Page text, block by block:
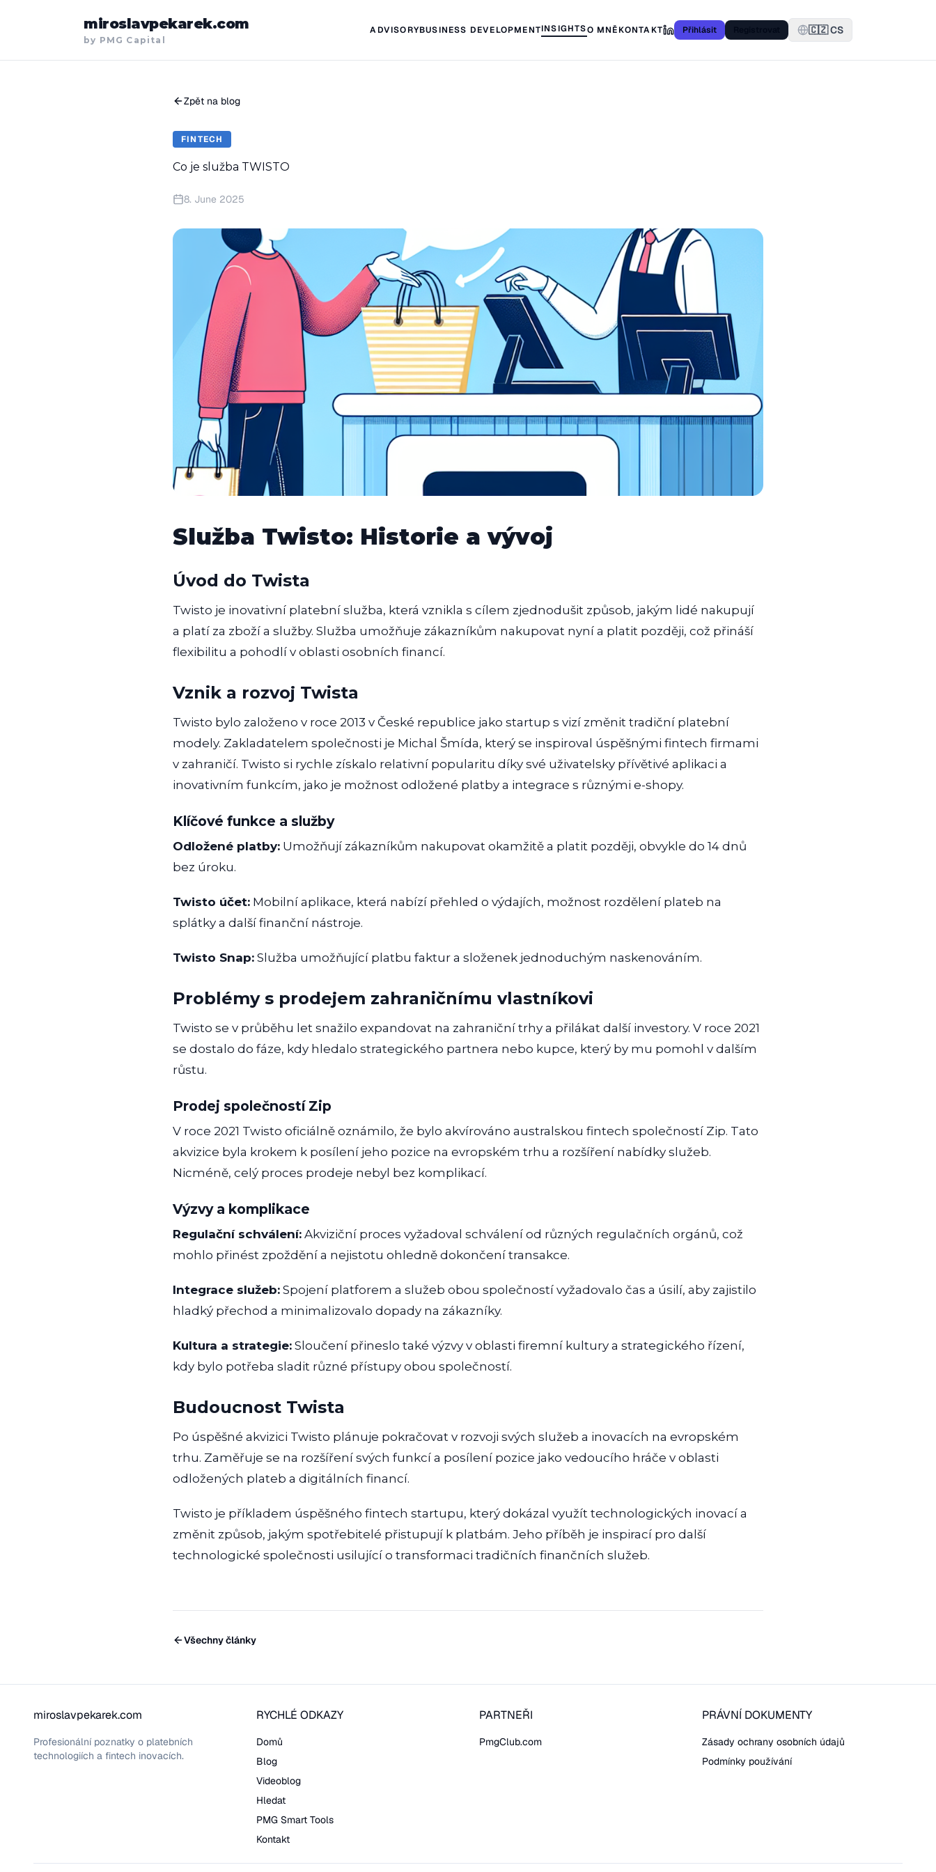
miroslavpekarek.com
by PMG Capital
ADVISORYBUSINESS DEVELOPMENTINSIGHTSO MNĚKONTAKT Přihlásit 🇨🇿 CS
Zpět na blog
FINTECH
Co je služba TWISTO
8. June 2025
Služba Twisto: Historie a vývoj
Úvod do Twista
Twisto je inovativní platební služba, která vznikla s cílem zjednodušit způsob, jakým lidé nakupují
a platí za zboží a služby. Služba umožňuje zákazníkům nakupovat nyní a platit později, což přináší
flexibilitu a pohodlí v oblasti osobních financí.
Vznik a rozvoj Twista
Twisto bylo založeno v roce 2013 v České republice jako startup s vizí změnit tradiční platební
modely. Zakladatelem společnosti je Michal Šmída, který se inspiroval úspěšnými fintech firmami
v zahraničí. Twisto si rychle získalo relativní popularitu díky své uživatelsky přívětivé aplikaci a
inovativním funkcím, jako je možnost odložené platby a integrace s různými e-shopy.
Klíčové funkce a služby
Odložené platby: Umožňují zákazníkům nakupovat okamžitě a platit později, obvykle do 14 dnů
bez úroku.
Twisto účet: Mobilní aplikace, která nabízí přehled o výdajích, možnost rozdělení plateb na
splátky a další finanční nástroje.
Twisto Snap: Služba umožňující platbu faktur a složenek jednoduchým naskenováním.
Problémy s prodejem zahraničnímu vlastníkovi
Twisto se v průběhu let snažilo expandovat na zahraniční trhy a přilákat další investory. V roce 2021
se dostalo do fáze, kdy hledalo strategického partnera nebo kupce, který by mu pomohl v dalším
růstu.
Prodej společností Zip
V roce 2021 Twisto oficiálně oznámilo, že bylo akvírováno australskou fintech společností Zip. Tato
akvizice byla krokem k posílení jeho pozice na evropském trhu a rozšíření nabídky služeb.
Nicméně, celý proces prodeje nebyl bez komplikací.
Výzvy a komplikace
Regulační schválení: Akviziční proces vyžadoval schválení od různých regulačních orgánů, což
mohlo přinést zpoždění a nejistotu ohledně dokončení transakce.
Integrace služeb: Spojení platforem a služeb obou společností vyžadovalo čas a úsilí, aby zajistilo
hladký přechod a minimalizovalo dopady na zákazníky.
Kultura a strategie: Sloučení přineslo také výzvy v oblasti firemní kultury a strategického řízení,
kdy bylo potřeba sladit různé přístupy obou společností.
Budoucnost Twista
Po úspěšné akvizici Twisto plánuje pokračovat v rozvoji svých služeb a inovacích na evropském
trhu. Zaměřuje se na rozšíření svých funkcí a posílení pozice jako vedoucího hráče v oblasti
odložených plateb a digitálních financí.
Twisto je příkladem úspěšného fintech startupu, který dokázal využít technologických inovací a
změnit způsob, jakým spotřebitelé přistupují k platbám. Jeho příběh je inspirací pro další
technologické společnosti usilující o transformaci tradičních finančních služeb.
Všechny články
miroslavpekarek.com
Profesionální poznatky o platebních
technologiích a fintech inovacích.
RYCHLÉ ODKAZY
Domů
Blog
Videoblog
Hledat
PMG Smart Tools
Kontakt
PARTNEŘI
PmgClub.com
PRÁVNÍ DOKUMENTY
Zásady ochrany osobních údajů
Podmínky používání